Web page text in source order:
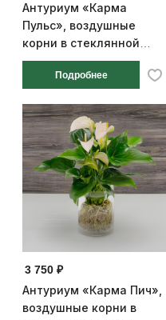
Антуриум «Карма
Пульс», воздушные
корни в стеклянной
банке, диаметр горшка
14 см, высота 25 см
Подробнее
3 750 ₽
Антуриум «Карма Пич»,
воздушные корни в